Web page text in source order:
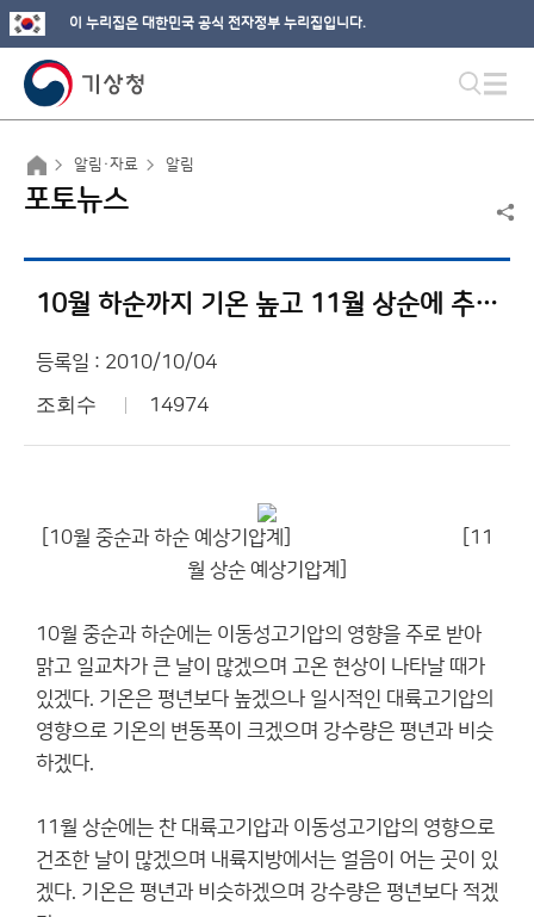
이 누리집은 대한민국 공식 전자정부 누리집입니다.
알림·자료 알림
포토뉴스
10월 하순까지 기온 높고 11월 상순에 추위 있을 듯
등록일 : 2010/10/04
조회수 14974
[10월 중순과 하순 예상기압계] [11
월 상순 예상기압계]
10월 중순과 하순에는 이동성고기압의 영향을 주로 받아
맑고 일교차가 큰 날이 많겠으며 고온 현상이 나타날 때가
있겠다. 기온은 평년보다 높겠으나 일시적인 대륙고기압의
영향으로 기온의 변동폭이 크겠으며 강수량은 평년과 비슷
하겠다.
11월 상순에는 찬 대륙고기압과 이동성고기압의 영향으로
건조한 날이 많겠으며 내륙지방에서는 얼음이 어는 곳이 있
겠다. 기온은 평년과 비슷하겠으며 강수량은 평년보다 적겠